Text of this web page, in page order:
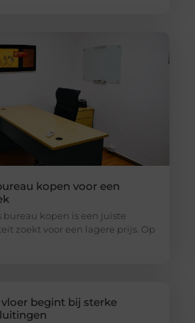
kopen voor een
bureau kopen is een juiste
zoekt voor een lagere prijs. Op
begint bij sterke